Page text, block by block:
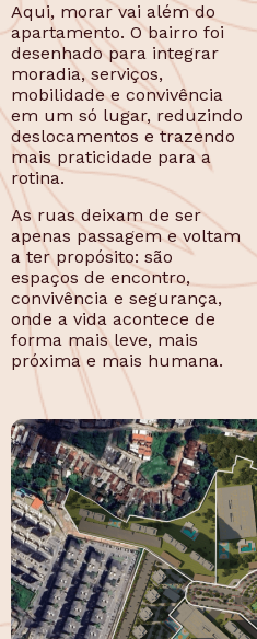
Aqui, morar vai além do
apartamento. O bairro foi
desenhado para integrar
moradia, serviços,
mobilidade e convivência
em um só lugar, reduzindo
deslocamentos e trazendo
mais praticidade para a
rotina.
As ruas deixam de ser
apenas passagem e voltam
a ter propósito: são
espaços de encontro,
convivência e segurança,
onde a vida acontece de
forma mais leve, mais
próxima e mais humana.